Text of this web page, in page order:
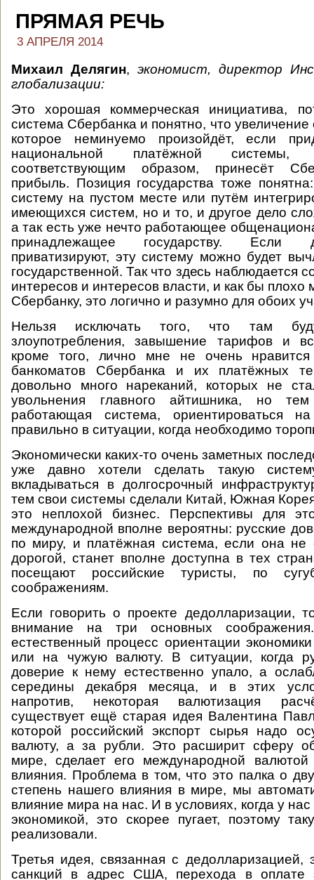
ПРЯМАЯ РЕЧЬ
3 АПРЕЛЯ 2014
Михаил Делягин, экономист, директор
глобализации:
Это хорошая коммерческая инициатива,
система Сбербанка и понятно, что
которое неминуемо произойдёт, если
национальной платёжной
соответствующим образом, принесёт
прибыль. Позиция государства тоже
систему на пустом месте или путём
имеющихся систем, но и то, и другое дело
а так есть уже нечто работающее
принадлежащее государству. Если
приватизируют, эту систему можно будет
государственной. Так что здесь наблюдается
интересов и интересов власти, и как бы плохо
Сбербанку, это логично и разумно для обоих
Нельзя исключать того, что там
злоупотребления, завышение тарифов и
кроме того, лично мне не очень нравится
банкоматов Сбербанка и их платёжных
довольно много нареканий, которых не
увольнения главного айтишника, но
работающая система, ориентироваться
правильно в ситуации, когда необходимо
Экономически каких-то очень заметных
уже давно хотели сделать такую
вкладываться в долгосрочный
тем свои системы сделали Китай, Южная
это неплохой бизнес. Перспективы для
международной вполне вероятны: русские
по миру, и платёжная система, если она не
дорогой, станет вполне доступна в тех
посещают российские туристы, по
соображениям.
Если говорить о проекте дедолларизации,
внимание на три основных
естественный процесс ориентации
или на чужую валюту. В ситуации, когда
доверие к нему естественно упало, а
середины декабря месяца, и в этих
напротив, некоторая валютизация
существует ещё старая идея Валентина
которой российский экспорт сырья надо
валюту, а за рубли. Это расширит сферу
мире, сделает его международной
влияния. Проблема в том, что это палка о
степень нашего влияния в мире, мы
влияние мира на нас. И в условиях, когда у
экономикой, это скорее пугает, поэтому
реализовали.
Третья идея, связанная с дедолларизацией,
санкций в адрес США, перехода в оплате